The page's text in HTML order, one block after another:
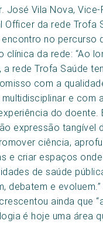
José Vila Nova,
Officer da rede Trofa
no percurso
clínica da rede: “Ao
a rede Trofa Saúde
com a
e com
do doente.
expressão tangível
ciência,
e criar espaços
de saúde
debatem e
ainda que
é hoje uma área